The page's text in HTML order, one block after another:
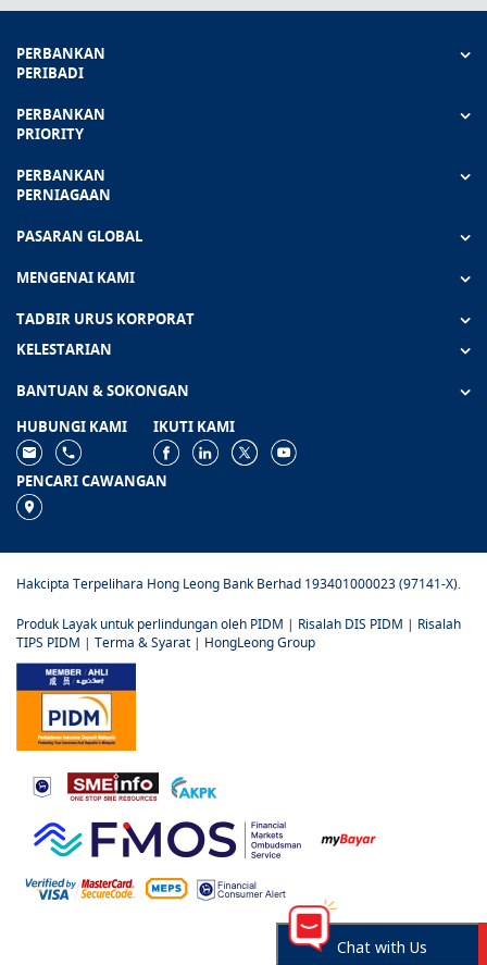
PERBANKAN
PERIBADI
PERBANKAN
PRIORITY
PERBANKAN
PERNIAGAAN
PASARAN GLOBAL
MENGENAI KAMI
TADBIR URUS KORPORAT
KELESTARIAN
BANTUAN & SOKONGAN
HUBUNGI KAMI
IKUTI KAMI
PENCARI CAWANGAN
Hakcipta Terpelihara Hong Leong Bank Berhad 193401000023 (97141-X).
Produk Layak untuk perlindungan oleh PIDM | Risalah DIS PIDM | Risalah
TIPS PIDM | Terma & Syarat | HongLeong Group